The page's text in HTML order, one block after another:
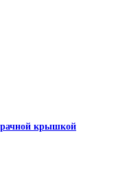
крышкой